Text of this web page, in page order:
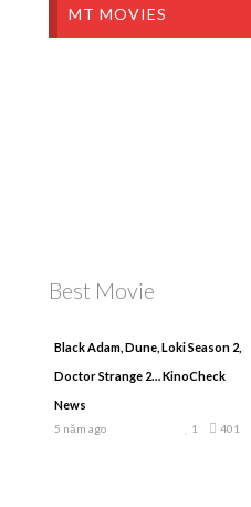
MT MOVIES
Best Movie
Black Adam, Dune, Loki Season 2,
Doctor Strange 2… KinoCheck
News
5 năm ago 401
1